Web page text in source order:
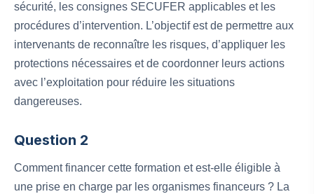
sécurité, les consignes SECUFER applicables et les
procédures d’intervention. L’objectif est de permettre aux
intervenants de reconnaître les risques, d’appliquer les
protections nécessaires et de coordonner leurs actions
avec l’exploitation pour réduire les situations
dangereuses.
Question 2
Comment financer cette formation et est-elle éligible à
une prise en charge par les organismes financeurs ? La